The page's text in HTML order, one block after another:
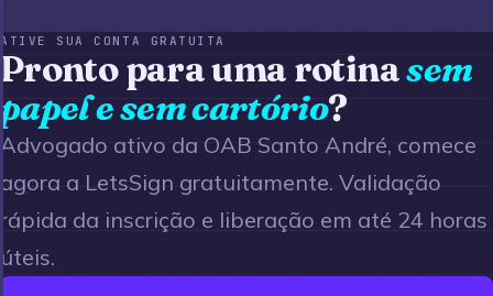
ATIVE SUA CONTA GRATUITA
Pronto para uma rotinasem
papel e sem cartório?
Advogado ativo da OAB Santo André, comece
agora a LetsSign gratuitamente. Validação
rápida da inscrição e liberação em até 24 horas
úteis.